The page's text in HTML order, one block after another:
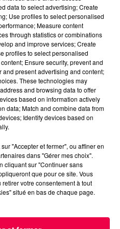
est beaucoup
puisque c’est
dégage le
extraction.
de méthane, il est
en a plus de 5 %
que ce dernier
beaucoup de
inodore.
détecter par un
pas pour le bec
cause de leur
data to select advertising; Create
Use profiles to select personalised
Measure content
through statistics or combinations
and improve services; Create
profiles to select personalised
Ensure security, prevent and
present advertising and content;
These technologies may
and browsing data to offer
based on information actively
data; Match and combine data from
Identify devices based on
"Accepter et fermer", ou affiner en
dans "Gérer mes choix".
cliquant sur "Continuer sans
que pour ce site. Vous
votre consentement à tout
situé en bas de chaque page.